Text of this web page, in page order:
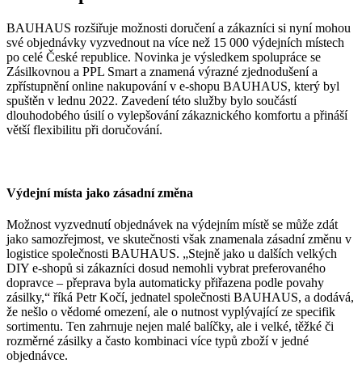
BAUHAUS rozšiřuje možnosti doručení a zákazníci si nyní mohou
své objednávky vyzvednout na více než 15 000 výdejních místech
po celé České republice. Novinka je výsledkem spolupráce se
Zásilkovnou a PPL Smart a znamená výrazné zjednodušení a
zpřístupnění online nakupování v e-shopu BAUHAUS, který byl
spuštěn v lednu 2022. Zavedení této služby bylo součástí
dlouhodobého úsilí o vylepšování zákaznického komfortu a přináší
větší flexibilitu při doručování.
Výdejní místa jako zásadní změna
Možnost vyzvednutí objednávek na výdejním místě se může zdát
jako samozřejmost, ve skutečnosti však znamenala zásadní změnu v
logistice společnosti BAUHAUS. „Stejně jako u dalších velkých
DIY e-shopů si zákazníci dosud nemohli vybrat preferovaného
dopravce – přeprava byla automaticky přiřazena podle povahy
zásilky,“ říká Petr Kočí, jednatel společnosti BAUHAUS, a dodává,
že nešlo o vědomé omezení, ale o nutnost vyplývající ze specifik
sortimentu. Ten zahrnuje nejen malé balíčky, ale i velké, těžké či
rozměrné zásilky a často kombinaci více typů zboží v jedné
objednávce.